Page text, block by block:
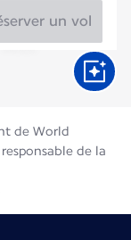
Août
un vol
de World
de la